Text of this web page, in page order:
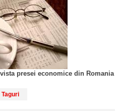
presei economice din Romania
Taguri